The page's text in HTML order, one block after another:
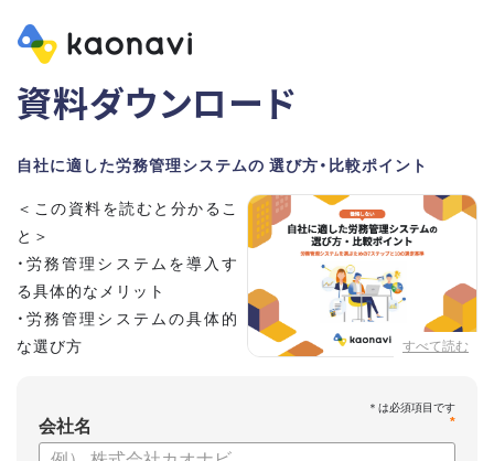
資料ダウンロード
自社に適した労務管理システムの 選び方・比較ポイント
すべて読む
＜この資料を読むと分かるこ
と＞
・労務管理システムを導入す
る具体的なメリット
・労務管理システムの具体的
な選び方
*
会社名